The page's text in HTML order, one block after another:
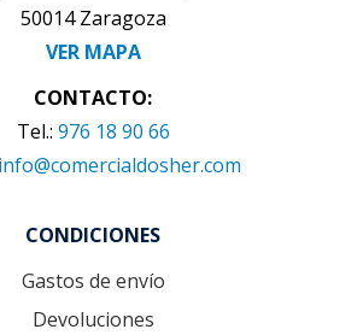
50014 Zaragoza
VER MAPA
CONTACTO:
Tel.: 976 18 90 66
info@comercialdosher.com
CONDICIONES
Gastos de envío
Devoluciones